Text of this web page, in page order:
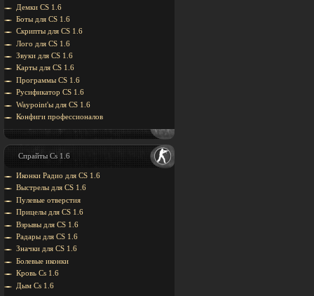
Демки CS 1.6
Боты для CS 1.6
Скрипты для CS 1.6
Лого для CS 1.6
Звуки для CS 1.6
Карты для CS 1.6
Программы CS 1.6
Русификатор CS 1.6
Waypoint'ы для CS 1.6
Конфиги профессионалов
Спрайты Cs 1.6
Иконки Радио для CS 1.6
Выстрелы для CS 1.6
Пулевые отверстия
Прицелы для CS 1.6
Взрывы для CS 1.6
Радары для CS 1.6
Значки для CS 1.6
Болевые иконки
Кровь Cs 1.6
Дым Cs 1.6